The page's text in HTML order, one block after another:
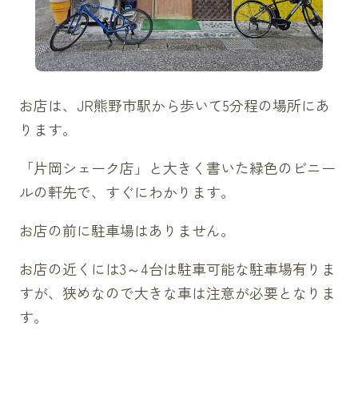
お店は、JR熊野市駅から歩いて5分程の場所にあ
ります。
「片岡シェーク店」と大きく書いた緑色のビニー
ルの軒先で、すぐにわかります。
お店の前に駐車場はありません。
お店の近くには3～4台は駐車可能な駐車場有りま
すが、狭めなので大きな車は注意が必要となりま
す。